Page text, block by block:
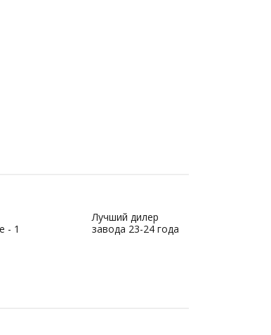
- 1
Лучший дилер
завода 23-24 года